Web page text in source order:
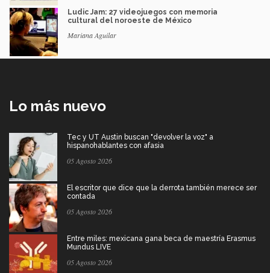
Ludic Jam: 27 videojuegos con memoria
cultural del noroeste de México
Mariana Aguilar
Lo más nuevo
Tec y UT Austin buscan "devolver la voz" a
hispanohablantes con afasia
05 Agosto 2026
El escritor que dice que la derrota también merece ser
contada
05 Agosto 2026
Entre miles: mexicana gana beca de maestría Erasmus
Mundus LIVE
05 Agosto 2026